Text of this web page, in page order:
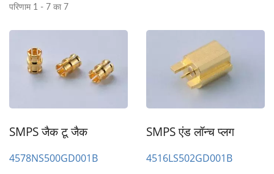
परिणाम 1 - 7 का 7
SMPS जैक टू जैक
4578NS500GD001B
SMPS एंड लॉन्च प्लग
4516LS502GD001B